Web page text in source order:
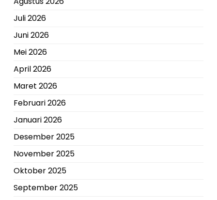
Juli 2026
Juni 2026
Mei 2026
April 2026
Maret 2026
Februari 2026
Januari 2026
Desember 2025
November 2025
Oktober 2025
September 2025